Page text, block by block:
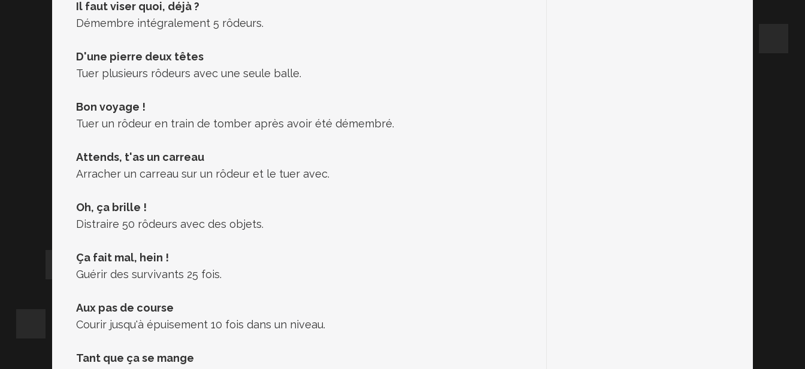
Il faut viser quoi, déjà ?
Démembre intégralement 5 rôdeurs.
D'une pierre deux têtes
Tuer plusieurs rôdeurs avec une seule balle.
Bon voyage !
Tuer un rôdeur en train de tomber après avoir été démembré.
Attends, t'as un carreau
Arracher un carreau sur un rôdeur et le tuer avec.
Oh, ça brille !
Distraire 50 rôdeurs avec des objets.
Ça fait mal, hein !
Guérir des survivants 25 fois.
Aux pas de course
Courir jusqu'à épuisement 10 fois dans un niveau.
Tant que ça se mange